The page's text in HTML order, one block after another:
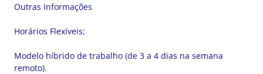
Outras Informações
Horários Flexíveis;
Modelo híbrido de trabalho (de 3 a 4 dias na semana
remoto).